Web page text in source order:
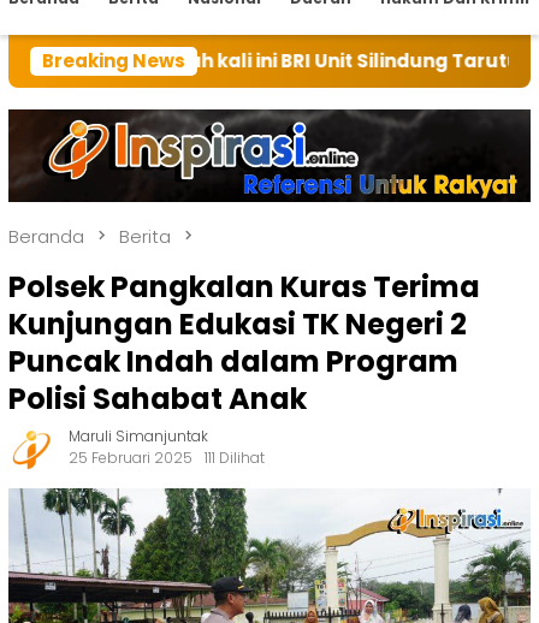
Breaking News
kali ini BRI Unit Silindung Tarutung Ingatkan
Beranda Berita
Polsek Pangkalan Kuras Terima
Kunjungan Edukasi TK Negeri 2
Puncak Indah dalam Program
Polisi Sahabat Anak
Maruli Simanjuntak
25 Februari 2025
111 Dilihat